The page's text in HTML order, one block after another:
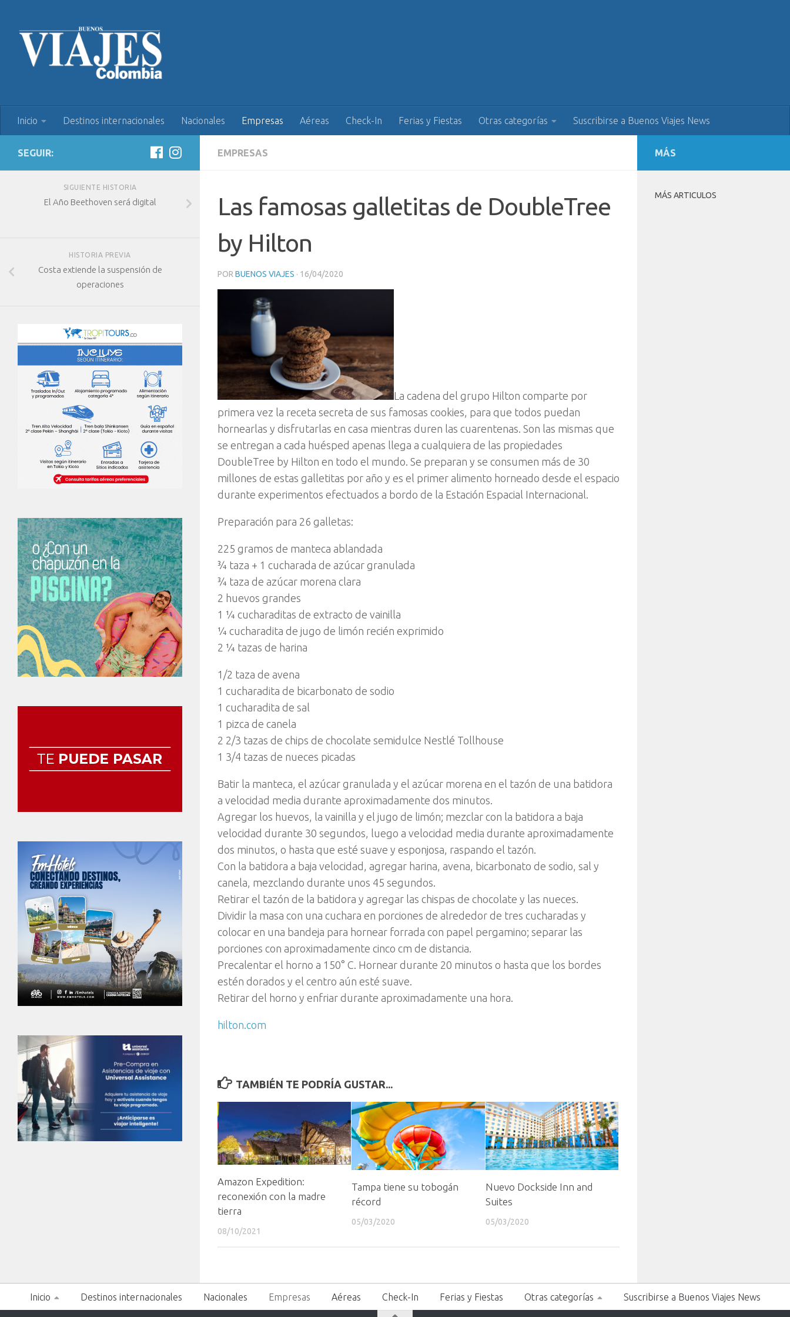
Inicio Destinos internacionales Nacionales Empresas Aéreas Check-In Ferias y Fiestas Otras categorías Suscribirse a Buenos Viajes News
EMPRESAS
Las famosas galletitas de DoubleTree
by Hilton
POR BUENOS VIAJES · 16/04/2020
La cadena del grupo Hilton comparte por
primera vez la receta secreta de sus famosas cookies, para que todos puedan
hornearlas y disfrutarlas en casa mientras duren las cuarentenas. Son las mismas que
se entregan a cada huésped apenas llega a cualquiera de las propiedades
DoubleTree by Hilton en todo el mundo. Se preparan y se consumen más de 30
millones de estas galletitas por año y es el primer alimento horneado desde el espacio
durante experimentos efectuados a bordo de la Estación Espacial Internacional.
Preparación para 26 galletas:
225 gramos de manteca ablandada
¾ taza + 1 cucharada de azúcar granulada
¾ taza de azúcar morena clara
2 huevos grandes
1 ¼ cucharaditas de extracto de vainilla
¼ cucharadita de jugo de limón recién exprimido
2 ¼ tazas de harina
1/2 taza de avena
1 cucharadita de bicarbonato de sodio
1 cucharadita de sal
1 pizca de canela
2 2/3 tazas de chips de chocolate semidulce Nestlé Tollhouse
1 3/4 tazas de nueces picadas
Batir la manteca, el azúcar granulada y el azúcar morena en el tazón de una batidora
a velocidad media durante aproximadamente dos minutos.
Agregar los huevos, la vainilla y el jugo de limón; mezclar con la batidora a baja
velocidad durante 30 segundos, luego a velocidad media durante aproximadamente
dos minutos, o hasta que esté suave y esponjosa, raspando el tazón.
Con la batidora a baja velocidad, agregar harina, avena, bicarbonato de sodio, sal y
canela, mezclando durante unos 45 segundos.
Retirar el tazón de la batidora y agregar las chispas de chocolate y las nueces.
Dividir la masa con una cuchara en porciones de alrededor de tres cucharadas y
colocar en una bandeja para hornear forrada con papel pergamino; separar las
porciones con aproximadamente cinco cm de distancia.
Precalentar el horno a 150° C. Hornear durante 20 minutos o hasta que los bordes
estén dorados y el centro aún esté suave.
Retirar del horno y enfriar durante aproximadamente una hora.
hilton.com
TAMBIÉN TE PODRÍA GUSTAR...
Amazon Expedition:
reconexión con la madre
tierra
08/10/2021
Tampa tiene su tobogán
récord
05/03/2020
Nuevo Dockside Inn and
Suites
05/03/2020
SEGUIR:
SIGUIENTE HISTORIA
El Año Beethoven será digital
HISTORIA PREVIA
Costa extiende la suspensión de
operaciones
MÁS
MÁS ARTICULOS
Inicio Destinos internacionales Nacionales Empresas Aéreas Check-In Ferias y Fiestas Otras categorías Suscribirse a Buenos Viajes News